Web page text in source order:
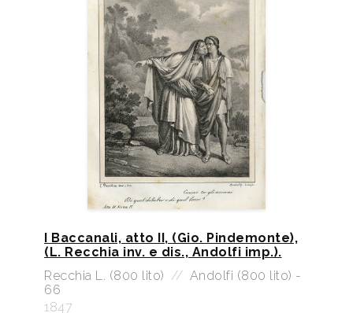
I Baccanali, atto II, (Gio. Pindemonte),
(L. Recchia inv. e dis., Andolfi imp.).
Recchia L. (800 lito) // Andolfi (800 lito) -
66
1847